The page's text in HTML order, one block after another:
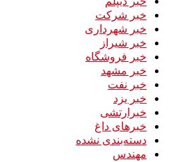
خبر شرکت
خبر شهرداری
خبر شیراز
خبر فروشگاه
خبر مشهد
خبر نفت
خبر یزد
خبرارتشی
خبرهای داغ
دسته‌بندی نشده
مهندس